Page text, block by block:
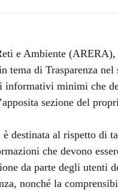
e Ambiente
tema di Trasparenza
minimi che
sezione del
destinata al rispetto di
che devono
da parte degli utenti
nonché la